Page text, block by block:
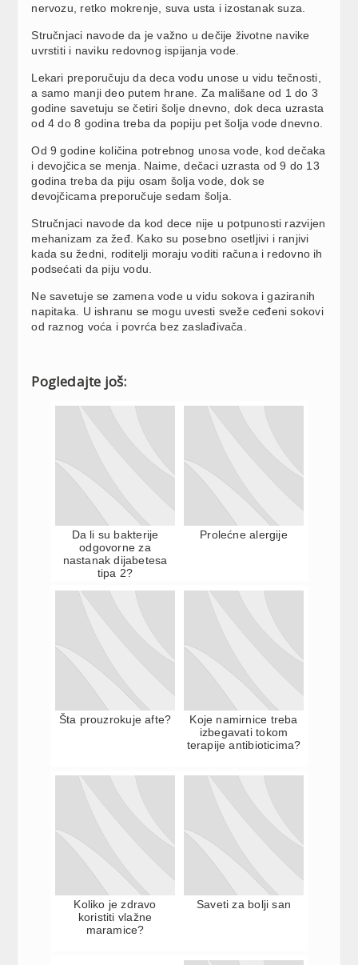
nervozu, retko mokrenje, suva usta i izostanak suza.
Stručnjaci navode da je važno u dečije životne navike
uvrstiti i naviku redovnog ispijanja vode.
Lekari preporučuju da deca vodu unose u vidu tečnosti,
a samo manji deo putem hrane. Za mališane od 1 do 3
godine savetuju se četiri šolje dnevno, dok deca uzrasta
od 4 do 8 godina treba da popiju pet šolja vode dnevno.
Od 9 godine količina potrebnog unosa vode, kod dečaka
i devojčica se menja. Naime, dečaci uzrasta od 9 do 13
godina treba da piju osam šolja vode, dok se
devojčicama preporučuje sedam šolja.
Stručnjaci navode da kod dece nije u potpunosti razvijen
mehanizam za žeđ. Kako su posebno osetljivi i ranjivi
kada su žedni, roditelji moraju voditi računa i redovno ih
podsećati da piju vodu.
Ne savetuje se zamena vode u vidu sokova i gaziranih
napitaka. U ishranu se mogu uvesti sveže ceđeni sokovi
od raznog voća i povrća bez zaslađivača.
Pogledajte još:
Da li su bakterije
odgovorne za
nastanak dijabetesa
tipa 2?
Prolećne alergije
Šta prouzrokuje afte?
Koje namirnice treba
izbegavati tokom
terapije antibioticima?
Koliko je zdravo
koristiti vlažne
maramice?
Saveti za bolji san